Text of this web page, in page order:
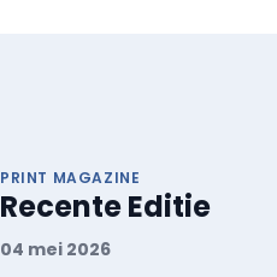
PRINT MAGAZINE
Recente Editie
04 mei 2026